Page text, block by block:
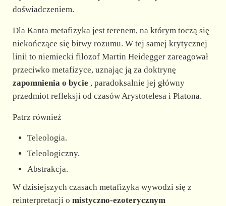
doświadczeniem.
Dla Kanta metafizyka jest terenem, na którym toczą się
niekończące się bitwy rozumu. W tej samej krytycznej
linii to niemiecki filozof Martin Heidegger zareagował
przeciwko metafizyce, uznając ją za doktrynę
zapomnienia o bycie , paradoksalnie jej główny
przedmiot refleksji od czasów Arystotelesa i Platona.
Patrz również
Teleologia.
Teleologiczny.
Abstrakcja.
W dzisiejszych czasach metafizyka wywodzi się z
reinterpretacji o mistyczno-ezoterycznym